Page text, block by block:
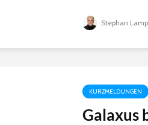
Stephan
KURZMELDUNGEN
Galaxus